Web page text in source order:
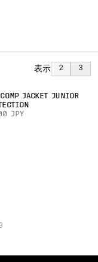
表示 2 3
JACKET JUNIOR
JPY